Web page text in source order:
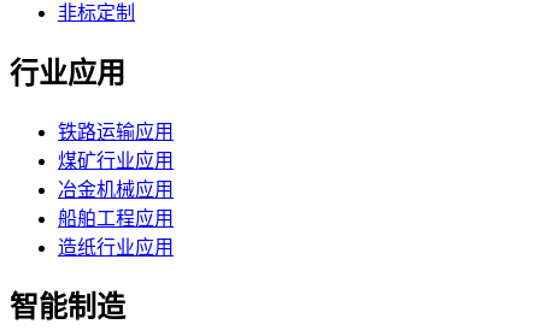
非标定制
行业应用
铁路运输应用
煤矿行业应用
冶金机械应用
船舶工程应用
造纸行业应用
智能制造